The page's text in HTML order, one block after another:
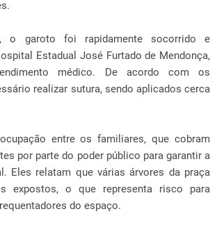
o garoto foi rapidamente socorrido e
Estadual José Furtado de Mendonça,
médico. De acordo com os
realizar sutura, sendo aplicados cerca
entre os familiares, que cobram
por parte do poder público para garantir a
Eles relatam que várias árvores da praça
expostos, o que representa risco para
do espaço.